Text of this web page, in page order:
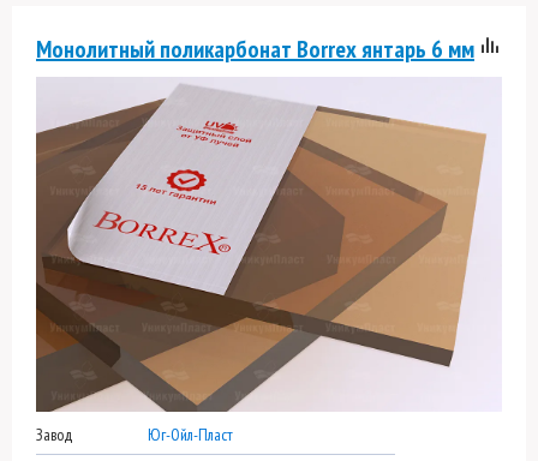
Монолитный поликарбонат Borrex янтарь 6 мм
Завод
Юг-Ойл-Пласт